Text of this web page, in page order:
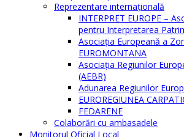
Reprezentare internaţională
INTERPRET EUROPE –
pentru Interpretarea
Asociația Europeană a
EUROMONTANA
Asociația Regiunilor
(AEBR)
Adunarea Regiunilor
EUROREGIUNEA
FEDARENE
Colaborări cu ambasadele
Monitorul Oficial Local